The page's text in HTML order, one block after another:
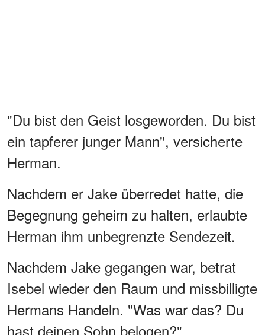
"Du bist den Geist losgeworden. Du bist
ein tapferer junger Mann", versicherte
Herman.
Nachdem er Jake überredet hatte, die
Begegnung geheim zu halten, erlaubte
Herman ihm unbegrenzte Sendezeit.
Nachdem Jake gegangen war, betrat
Isebel wieder den Raum und missbilligte
Hermans Handeln. "Was war das? Du
hast deinen Sohn belogen?"